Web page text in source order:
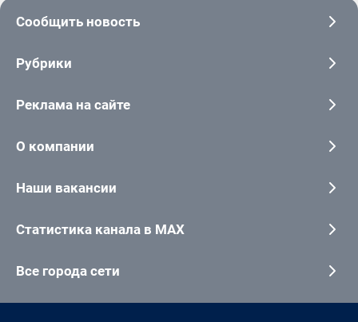
Сообщить новость
Рубрики
Реклама на сайте
О компании
Наши вакансии
Статистика канала в MAX
Все города сети